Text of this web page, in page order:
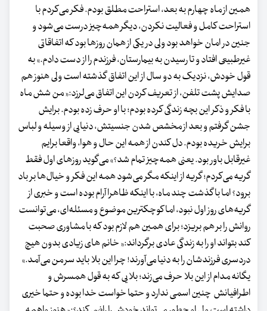
همین از ماه چهارم به بعد، استراحت مطلق بودم. فکر می‌کردم با
استراحت کامل و فعالیت نکردن، دیگر همه‌چیز درست می‌شود و
جنین در امان خواهد بود ولی در یکی از همان روزها بود که اتفاقاتی
غیرطبیعی افتاد و تا رسیدن به بیمارستان، فرزندم را از دست دادم.» به
قول خودش، نزدیک به دو سال از این اتفاق گذشته است ولی هنوز هم
صدایش پشت تلفن، از تعریف کردن این اتفاق می‌لرزد:« من شش ماه
با فکر و ذکر این بچه زندگی کرده بودم؛ با او حرف زده بودم. برایش
جشن گرفتم و بعد از مخشص شدن جنسیتش، دنیایی از وسیله و لباس
برایش خریده بودم. دل کندن از همه این حال و هوا، واقعا برایم
غیرقابل باور بود. یعنی همه‌چیز تمام شد؟» می‌گوید روزهای اول فقط
گریه می‌کردم؛ گریه از اینکه مگر می‌شود همه این فکر و خیال‌ها بر باد
برود؟ اما با گذشت چند ماه، با اینکه ظاهرا آرام بوده است و خبری از
گریه‌های روز اول نبود، اما کوچکترین موضوع و مسئله‌ای، می‌توانست
روانش را بر هم بریزد؛ برای همین هم لازم بود که با مشاوری صحبت
کند بتواند او را به زندگی عادی برگرداند:« خانم های زیادی بدون هیچ
دردسری فرزندشان را به دنیا می‌آورند! چرا این بلا باید سر من می‌آمد.»
یگانه مدام از این بلا حرف می‌زند؛ بلایی که به قول همسرش و
اطرافیانش چنین اسمی ندارد و حتما خواست خدا بوده و حتما خیری